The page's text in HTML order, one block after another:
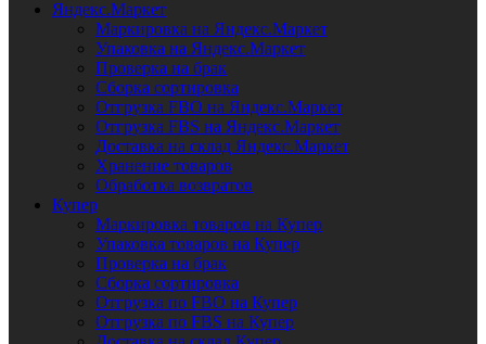
Яндекс.Маркет
Маркировка на Яндекс.Маркет
Упаковка на Яндекс.Маркет
Проверка на брак
Сборка сортировка
Отгрузка FBO на Яндекс.Маркет
Отгрузка FBS на Яндекс.Маркет
Доставка на склад Яндекс.Маркет
Хранение товаров
Обработка возвратов
Купер
Маркировка товаров на Купер
Упаковка товаров на Купер
Проверка на брак
Сборка сортировка
Отгрузка по FBO на Купер
Отгрузка по FBS на Купер